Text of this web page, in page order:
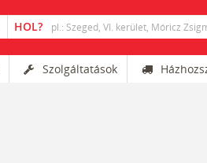
Szolgáltatások